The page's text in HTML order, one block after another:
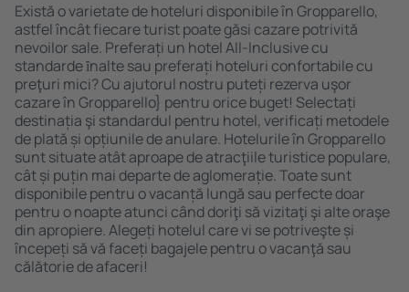
Există o varietate de hoteluri disponibile în Gropparello,
astfel încât fiecare turist poate găsi cazare potrivită
nevoilor sale. Preferați un hotel All-Inclusive cu
standarde ȋnalte sau preferați hoteluri confortabile cu
preţuri mici? Cu ajutorul nostru puteți rezerva uşor
cazare în Gropparello} pentru orice buget! Selectați
destinația şi standardul pentru hotel, verificați metodele
de plată și opțiunile de anulare. Hotelurile în Gropparello
sunt situate atât aproape de atracţiile turistice populare,
cât și puțin mai departe de aglomerație. Toate sunt
disponibile pentru o vacanță lungă sau perfecte doar
pentru o noapte atunci când doriţi să vizitaţi şi alte oraşe
din apropiere. Alegeți hotelul care vi se potriveşte și
începeți să vă faceți bagajele pentru o vacanţă sau
călătorie de afaceri!